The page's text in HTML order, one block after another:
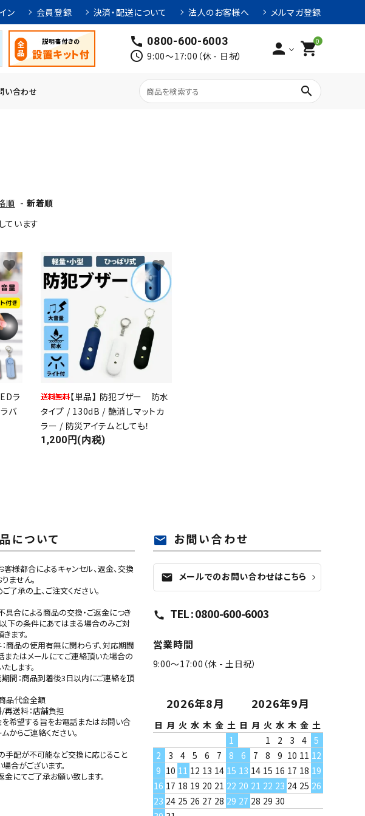
ン 会員登録 決済・配送について 法人のお客様へ メルマガ登録
call 0800-600-6003
schedule 9:00～17:00（休 - 日祝） person 0
shopping_cart
い合わせ search
順 - 新着順
います
ラ
バ
favorite
【単品】 防犯ブザー 防水
タイプ / 130dB / 艶消しマットカ
ラー / 防災アイテムとしても！
1,200円(内税)
favorite
について
客様都合によるキャンセル、返金、交換
ません。
了承の上、ご注文ください。
具合による商品の交換・ご返金につき
以下の条件にあてはまる場合のみご対
ます。
：商品の使用有無に関わらず、対応期間
またはメールにてご連絡頂いた場合の
します。
期間：商品到着後3日以内にご連絡を頂
商品代金全額
/再送料：店舗負担
を希望する旨をお電話またはお問い合
からご連絡ください。
手配が不可能など交換に応じること
合がございます。
にてご了承お願い致します。
mail お問い合わせ
mail メールでのお問い合わせはこちら
call TEL : 0800-600-6003
営業時間
9:00～17:00（休 - 土日祝）
2026年8月
日 月 火 水 木 金 土
1
2
3 4 5 6 7
8
9 10 11 12 13 14 15
16 17 18 19 20 21 22
23 24 25 26 27 28 29
2026年9月
日 月 火 水 木 金 土
1
2 3 4
5
6
7 8 9 10 11 12
13 14 15 16 17 18 19
20 21 22 23 24 25 26
27 28 29 30